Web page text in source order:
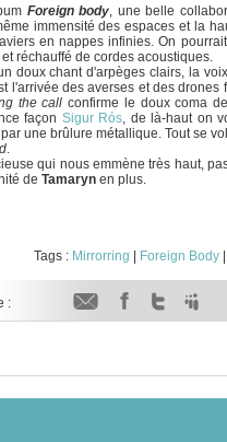
Foreign body, une belle
immensité des espaces et la
en nappes infinies. On
réchauffé de cordes acoustiques.
doux chant d'arpèges clairs, la
l'arrivée des averses et des
the call confirme le doux coma
façon Sigur Rós, de là-haut on
une brûlure métallique. Tout se
.
qui nous emmène très haut,
de Tamaryn en plus.
Tags : Mirrorring Foreign Body
: